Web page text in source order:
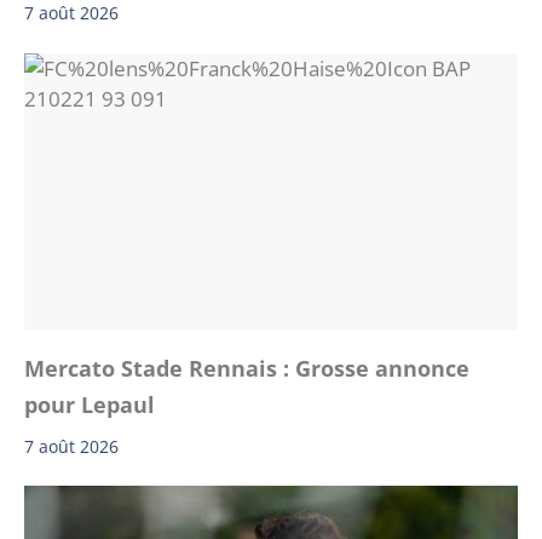
7 août 2026
Mercato Stade Rennais : Grosse annonce
pour Lepaul
7 août 2026